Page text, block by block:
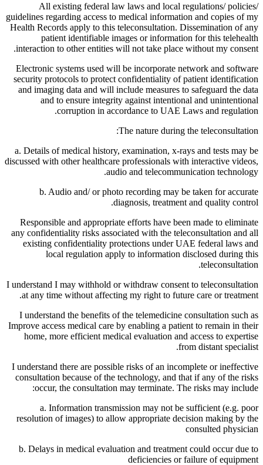
All existing federal law laws and local regulations/ policies/
guidelines regarding access to medical information and copies of my
Health Records apply to this teleconsultation. Dissemination of any
patient identifiable images or information for this telehealth
interaction to other entities will not take place without my consent.
Electronic systems used will be incorporate network and software
security protocols to protect confidentiality of patient identification
and imaging data and will include measures to safeguard the data
and to ensure integrity against intentional and unintentional
corruption in accordance to UAE Laws and regulation.
The nature during the teleconsultation:
a. Details of medical history, examination, x-rays and tests may be
discussed with other healthcare professionals with interactive videos,
audio and telecommunication technology.
b. Audio and/ or photo recording may be taken for accurate
diagnosis, treatment and quality control.
Responsible and appropriate efforts have been made to eliminate
any confidentiality risks associated with the teleconsultation and all
existing confidentiality protections under UAE federal laws and
local regulation apply to information disclosed during this
teleconsultation.
I understand I may withhold or withdraw consent to teleconsultation
at any time without affecting my right to future care or treatment.
I understand the benefits of the telemedicine consultation such as
Improve access medical care by enabling a patient to remain in their
home, more efficient medical evaluation and access to expertise
from distant specialist.
I understand there are possible risks of an incomplete or ineffective
consultation because of the technology, and that if any of the risks
occur, the consultation may terminate. The risks may include:
a. Information transmission may not be sufficient (e.g. poor
resolution of images) to allow appropriate decision making by the
consulted physician
b. Delays in medical evaluation and treatment could occur due to
deficiencies or failure of equipment